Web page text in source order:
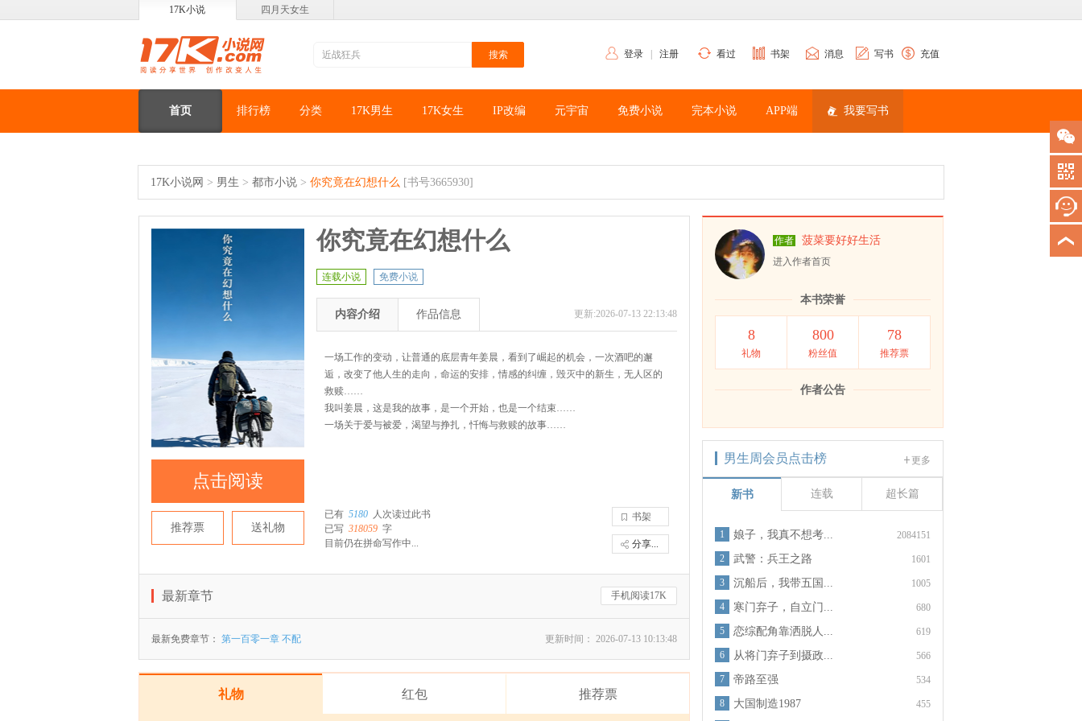
17K小说 四月天女生
登录 注册 看过 书架 消息 写书 充值
首页 排行榜 分类 17K男生 17K女生 IP改编 元宇宙 免费小说 完本小说 APP端 我要写书
17K小说网 > 男生 > 都市小说 > 你究竟在幻想什么 [书号3665930]
点击阅读
推荐票 送礼物
你究竟在幻想什么
连载小说 免费小说
更新:2026-07-13 22:13:48
内容介绍 作品信息
一场工作的变动，让普通的底层青年姜晨，看到了崛起的机会，一次酒吧的邂
逅，改变了他人生的走向，命运的安排，情感的纠缠，毁灭中的新生，无人区的
救赎……
我叫姜晨，这是我的故事，是一个开始，也是一个结束……
一场关于爱与被爱，渴望与挣扎，忏悔与救赎的故事……
书架
分享...
已有 5180 人次读过此书
已写 318059 字
目前仍在拼命写作中...
手机阅读17K
最新章节
更新时间： 2026-07-13 10:13:48
最新免费章节： 第一百零一章 不配
礼物 红包 推荐票
作者 菠菜要好好生活
进入作者首页
本书荣誉
8
礼物
800
粉丝值
78
推荐票
作者公告
更多
男生周会员点击榜
新书 连载 超长篇
2084151
1 娘子，我真不想考...
1601
2 武警：兵王之路
1005
3 沉船后，我带五国...
680
4 寒门弃子，自立门...
619
5 恋综配角靠洒脱人...
566
6 从将门弃子到摄政...
534
7 帝路至强
455
8 大国制造1987